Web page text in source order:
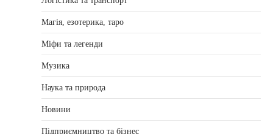
Магія, езотерика, таро
Міфи та легенди
Музика
Наука та природа
Новини
Підприємництво та бізнес